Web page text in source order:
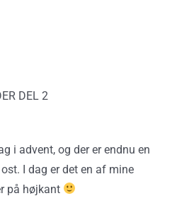
DEL 2
i advent, og der er endnu en
I dag er det en af mine
på højkant